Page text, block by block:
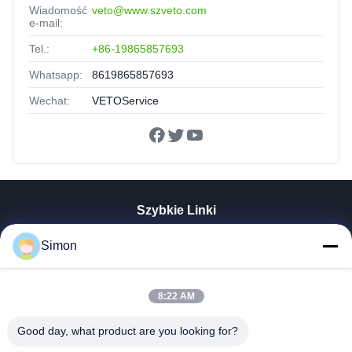
Wiadomość
e-mail:
veto@www.szveto.com
Tel.: +86-19865857693
Whatsapp: 8619865857693
Wechat: VETOService
Szybkie Linki
O Nas
Kontrola Jakości
Simon
8:22 AM
Good day, what product are you looking for?